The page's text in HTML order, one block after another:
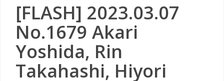
[FLASH] 2023.03.07
No.1679 Akari
Yoshida, Rin
Takahashi, Hiyori